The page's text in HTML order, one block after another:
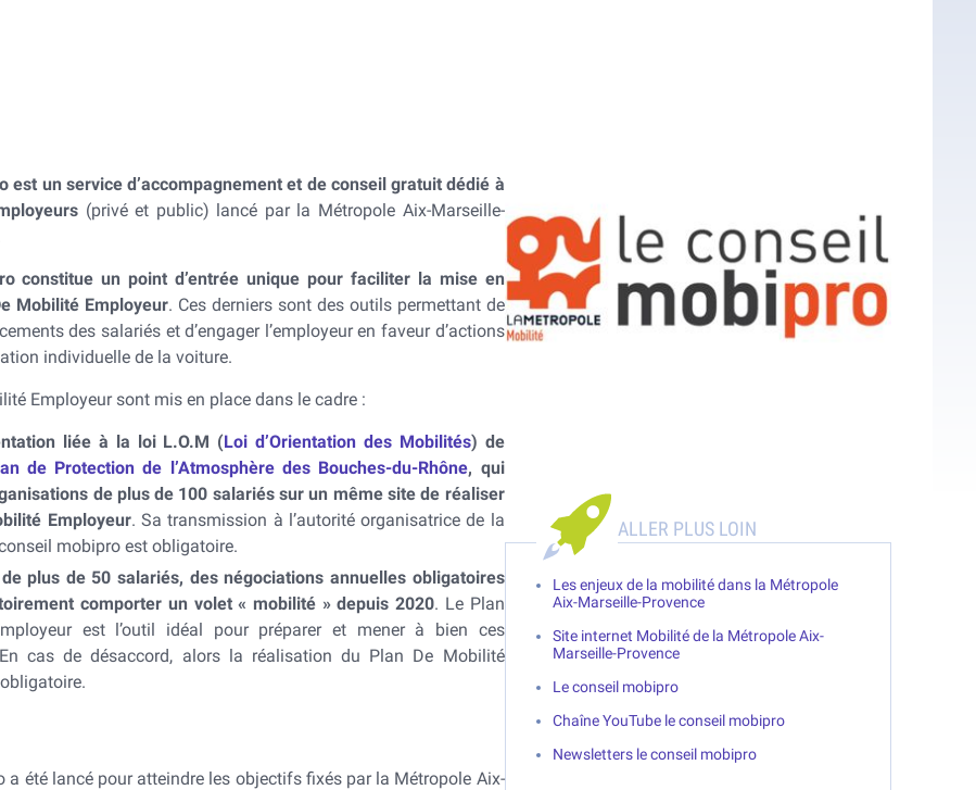
est un service d’accompagnement et de conseil gratuit dédié à
(privé et public) lancé par la Métropole Aix-Marseille-
constitue un point d’entrée unique pour faciliter la mise en
Mobilité Employeur. Ces derniers sont des outils permettant de
des salariés et d’engager l’employeur en faveur d’actions
individuelle de la voiture.
Employeur sont mis en place dans le cadre :
liée à la loi L.O.M (Loi d’Orientation des Mobilités) de
de Protection de l’Atmosphère des Bouches-du-Rhône, qui
de plus de 100 salariés sur un même site de réaliser
Employeur. Sa transmission à l’autorité organisatrice de la
mobipro est obligatoire.
plus de 50 salariés, des négociations annuelles obligatoires
comporter un volet « mobilité » depuis 2020. Le Plan
est l’outil idéal pour préparer et mener à bien ces
cas de désaccord, alors la réalisation du Plan De Mobilité
a été lancé pour atteindre les objectifs fixés par la Métropole Aix-
Les enjeux de la mobilité dans la Métropole
Aix-Marseille-Provence
Site internet Mobilité de la Métropole Aix-
Marseille-Provence
Le conseil mobipro
Chaîne YouTube le conseil mobipro
Newsletters le conseil mobipro